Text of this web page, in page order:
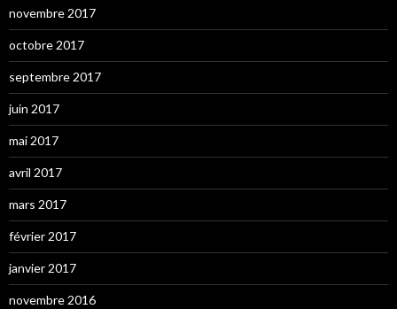
novembre 2017
octobre 2017
septembre 2017
juin 2017
mai 2017
avril 2017
mars 2017
février 2017
janvier 2017
novembre 2016